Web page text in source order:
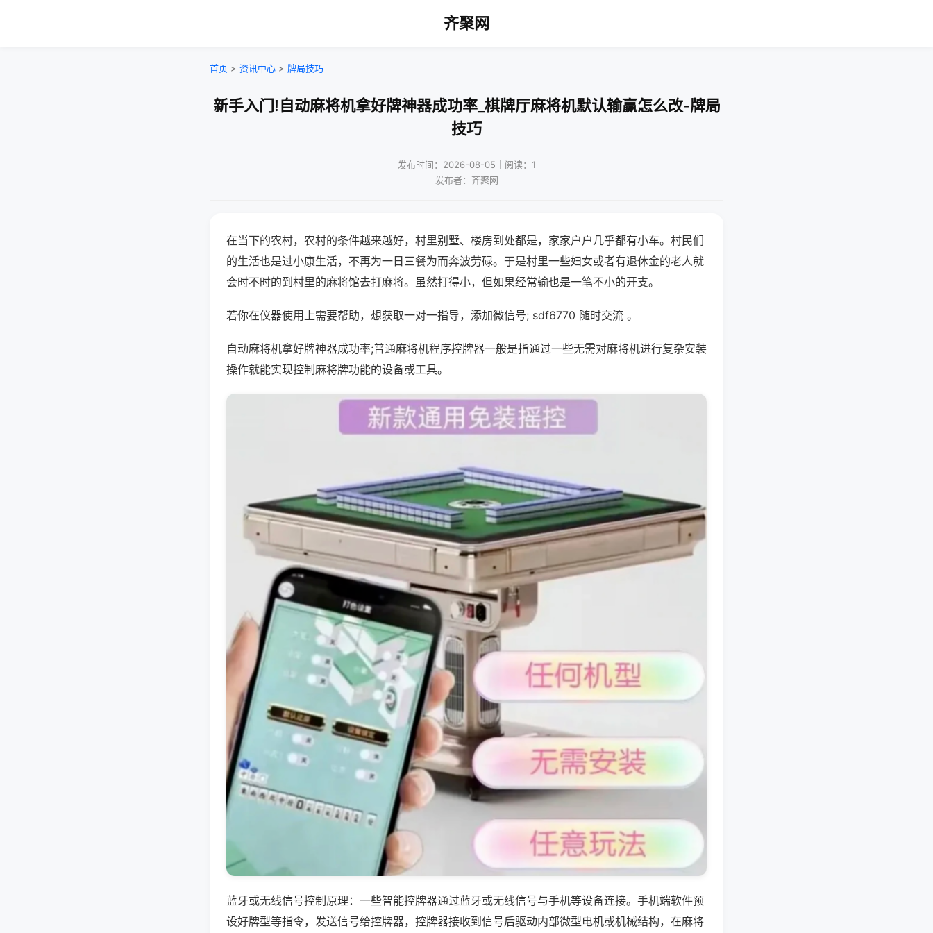
齐聚网
首页 > 资讯中心 > 牌局技巧
新手入门!自动麻将机拿好牌神器成功率_棋牌厅麻将机默认输赢怎么改-牌局
技巧
发布时间：2026-08-05｜阅读：1
发布者：齐聚网
在当下的农村，农村的条件越来越好，村里别墅、楼房到处都是，家家户户几乎都有小车。村民们
的生活也是过小康生活，不再为一日三餐为而奔波劳碌。于是村里一些妇女或者有退休金的老人就
会时不时的到村里的麻将馆去打麻将。虽然打得小，但如果经常输也是一笔不小的开支。
若你在仪器使用上需要帮助，想获取一对一指导，添加微信号; sdf6770 随时交流 。
自动麻将机拿好牌神器成功率;普通麻将机程序控牌器一般是指通过一些无需对麻将机进行复杂安装
操作就能实现控制麻将牌功能的设备或工具。
蓝牙或无线信号控制原理：一些智能控牌器通过蓝牙或无线信号与手机等设备连接。手机端软件预
设好牌型等指令，发送信号给控牌器，控牌器接收到信号后驱动内部微型电机或机械结构，在麻将